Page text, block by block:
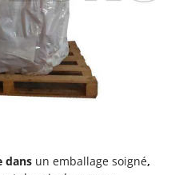
dans un emballage soigné,